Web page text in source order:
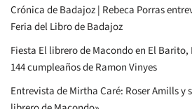
Crónica de Badajoz | Rebeca Porras
Feria del Libro de Badajoz
Fiesta El librero de Macondo en El
144 cumpleaños de Ramon Vinyes
Entrevista de Mirtha Caré: Roser Amills y